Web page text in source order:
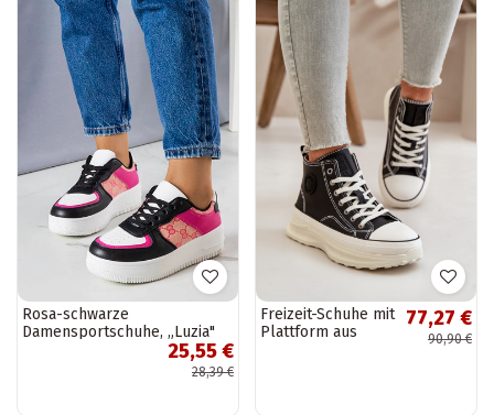
Rosa-schwarze
Damensportschuhe, „Luzia"
25,55 €
28,39 €
Freizeit-Schuhe mit
Plattform aus
77,27 €
90,90 €